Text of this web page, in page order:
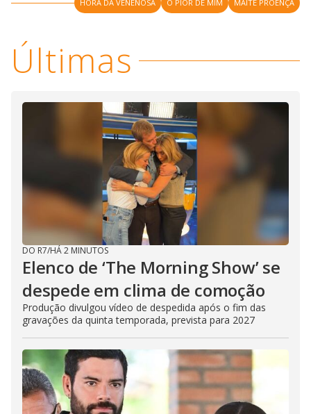
i
d
e
o
HORA DA VENENOSA O PIOR DE MIM MAITÊ PROENÇA
Últimas
DO R7/HÁ 2 MINUTOS
Elenco de ‘The Morning Show’ se
despede em clima de comoção
Produção divulgou vídeo de despedida após o fim das
gravações da quinta temporada, prevista para 2027